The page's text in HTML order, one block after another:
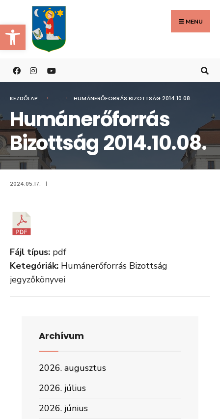
Eszköztár megnyitása
to
content
MENU
KEZDŐLAP HUMÁNERŐFORRÁS BIZOTTSÁG 2014.10.08.
Humánerőforrás
Bizottság 2014.10.08.
2024.05.17. |
Fájl típus: pdf
Ketegóriák: Humánerőforrás Bizottság
jegyzőkönyvei
Archívum
2026. augusztus
2026. július
2026. június
Search